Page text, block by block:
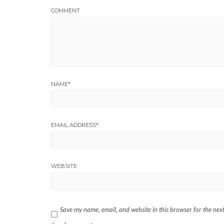
COMMENT
NAME*
EMAIL ADDRESS*
WEBSITE
Save my name, email, and website in this browser for the next